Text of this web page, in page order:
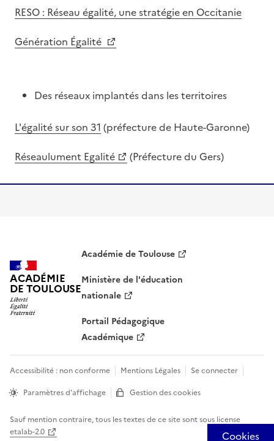
RESO : Réseau égalité, une stratégie en Occitanie
Génération Égalité
Des réseaux implantés dans les territoires
L'égalité sur son 31 (préfecture de Haute-Garonne)
Réseaulument Egalité
(Préfecture du Gers)
ACADÉMIE
DE TOULOUSE
Académie de Toulouse
Ministère de l'éducation
nationale
Portail Pédagogique
Académique
Accessibilité : non conforme Mentions Légales
Se connecter
Paramètres d'affichage
Gestion des cookies
Sauf mention contraire, tous les textes de ce site sont sous license
etalab-2.0